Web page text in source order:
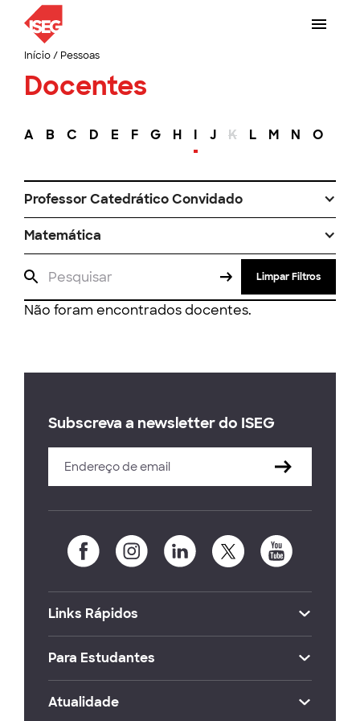
Início/ Pessoas
Docentes
A B C D E F G H I J K L M N O
Professor Catedrático Convidado
Matemática
Limpar Filtros
Não foram encontrados docentes.
Subscreva a newsletter do ISEG
Links Rápidos
Para Estudantes
Atualidade